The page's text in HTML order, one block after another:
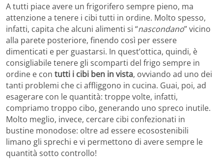
A tutti piace avere un frigorifero sempre pieno, ma
attenzione a tenere i cibi tutti in ordine. Molto spesso,
infatti, capita che alcuni alimenti si “nascondano” vicino
alla parete posteriore, finendo così per essere
dimenticati e per guastarsi. In quest’ottica, quindi, è
consigliabile tenere gli scomparti del frigo sempre in
ordine e con tutti i cibi ben in vista, ovviando ad uno dei
tanti problemi che ci affliggono in cucina. Guai, poi, ad
esagerare con le quantità: troppe volte, infatti,
compriamo troppo cibo, generando uno spreco inutile.
Molto meglio, invece, cercare cibi confezionati in
bustine monodose: oltre ad essere ecosostenibili
limano gli sprechi e vi permettono di avere sempre le
quantità sotto controllo!